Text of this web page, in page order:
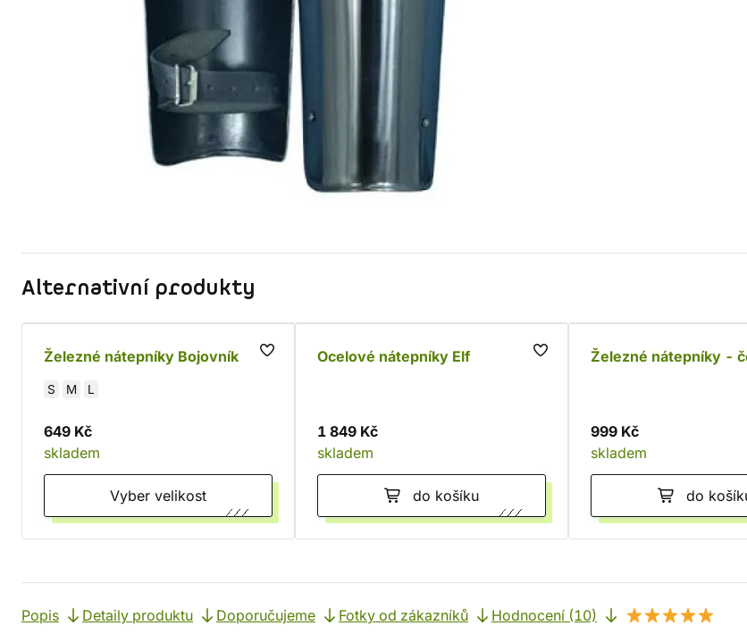
Alternativní produkty
Železné nátepníky Bojovník
S M L
649 Kč
skladem
Vyber velikost
Ocelové nátepníky Elf
1 849 Kč
skladem
do košíku
Železné nátepníky -
999 Kč
skladem
do
Popis Detaily produktu Doporučujeme Fotky od zákazníků Hodnocení (10)